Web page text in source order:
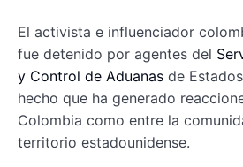
El activista e influenciador
fue detenido por agentes del
y Control de Aduanas de
hecho que ha generado
Colombia como entre la
territorio estadounidense.